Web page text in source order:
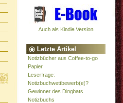
Auch als Kindle Version
Letzte Artikel
Notizbücher aus Coffee-to-go
Papier
Leserfrage:
Notizbuchwettbewerb(e)?
Gewinner des Dingbats
Notizbuchs